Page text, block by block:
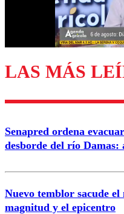
LAS MÁS
Senapred ordena
desborde del río Damas:
Nuevo temblor sacude
magnitud y el epicentro